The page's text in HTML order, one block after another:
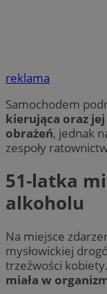
reklama
Samochodem
kierująca oraz
obrażeń, jednak
zespoły
51-latka
alkoholu
Na miejsce
mysłowickiej
trzeźwości
miała w